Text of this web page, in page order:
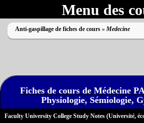
Menu des
Anti-gaspillage de fiches de cours » Medecine
Impossible de lire le
Fiches de cours de Médecine
Physiologie, Sémiologie,
Faculty University College Study Notes (Université,